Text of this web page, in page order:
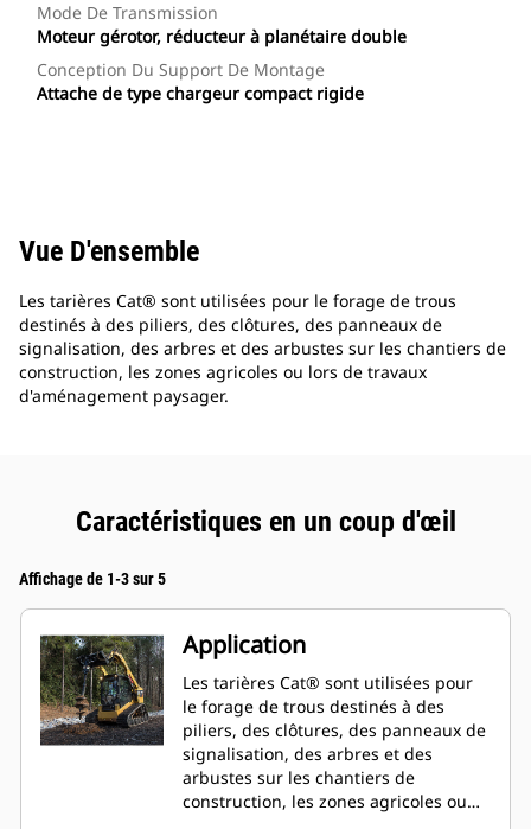
Mode De Transmission
Moteur gérotor, réducteur à planétaire double
Conception Du Support De Montage
Attache de type chargeur compact rigide
Vue D'ensemble
Les tarières Cat® sont utilisées pour le forage de trous
destinés à des piliers, des clôtures, des panneaux de
signalisation, des arbres et des arbustes sur les chantiers de
construction, les zones agricoles ou lors de travaux
d'aménagement paysager.
Caractéristiques en un coup d'œil
Affichage de 1-3 sur 5
Application
Les tarières Cat® sont utilisées pour
le forage de trous destinés à des
piliers, des clôtures, des panneaux de
signalisation, des arbres et des
arbustes sur les chantiers de
construction, les zones agricoles ou